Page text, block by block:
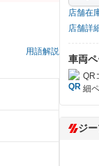
用語解説
店舗在
店舗詳
車両
QR
細
ジ